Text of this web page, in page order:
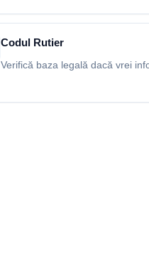
Codul Rutier
Verifică baza legală dacă vrei